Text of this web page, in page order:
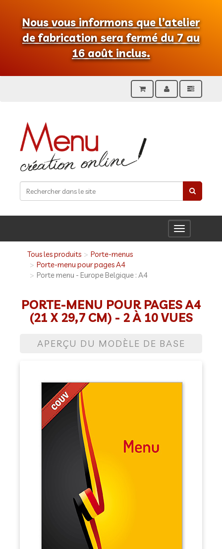
Nous vous informons que l’atelier
de fabrication sera fermé du 7 au
16 août inclus.
Toggle
navigation
Tous les produits
Porte-menus
Porte-menu pour pages A4
Porte menu - Europe Belgique : A4
PORTE-MENU POUR PAGES A4
(21 X 29,7 CM) - 2 À 10 VUES
APERÇU DU MODÈLE DE BASE